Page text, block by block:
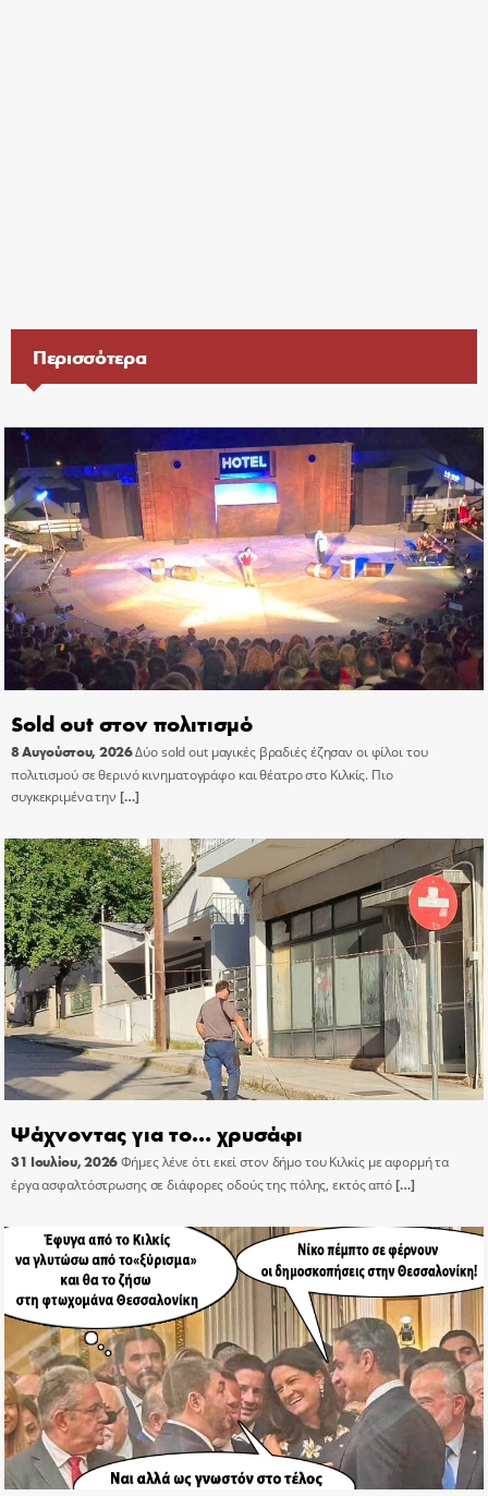
Περισσότερα
Sold out στον πολιτισμό
8 Αυγούστου, 2026Δύο sold out μαγικές βραδιές έζησαν οι φίλοι του
πολιτισμού σε θερινό κινηματογράφο και θέατρο στο Κιλκίς. Πιο
συγκεκριμένα την […]
Ψάχνοντας για το… χρυσάφι
31 Ιουλίου, 2026Φήμες λένε ότι εκεί στον δήμο του Κιλκίς με αφορμή τα
έργα ασφαλτόστρωσης σε διάφορες οδούς της πόλης, εκτός από[…]